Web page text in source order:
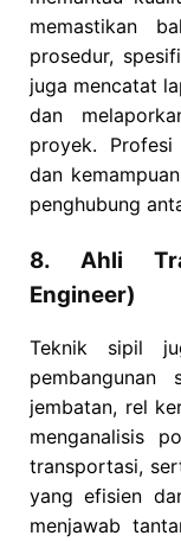
memastikan
prosedur,
juga mencatat
dan
proyek.
dan
penghubung
8. Ahli
Engineer)
Teknik sipil
pembangunan
jembatan, rel
menganalisis
transportasi,
yang efisien
menjawab